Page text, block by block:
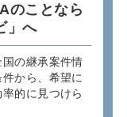
のことなら
」へ
の継承案件情
から、希望に
的に見つけら